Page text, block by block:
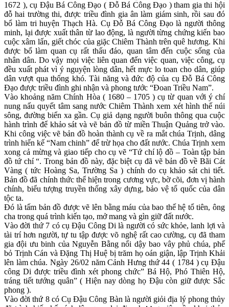
1672 ), cụ Đậu Bá Công Đạo ( Đỗ Bá Công Đạo ) tham gia thi hội
đỗ hai trường thi, được triều đình gia ân làm giám sinh, rồi sau đó
bổ làm tri huyện Thạch Hà. Cụ Đỗ Bá Công Đạo là người thông
minh, lại được xuất thân từ lao động, là người từng chứng kiến bao
cuộc xâm lấn, giết chóc của giặc Chiêm Thành trên quê hương. Khi
được bổ làm quan cụ rất thấu đáo, quan tâm đến cuộc sống của
nhân dân. Do vậy mọi việc liên quan đến việc quan, việc công, cụ
đều xuất phát vì ý nguyện lòng dân, hết mực lo toan cho dân, giúp
dân vượt qua thống khó. Tài năng và đức độ của cụ Đỗ Bá Công
Đạo được triều đình ghi nhận và phong tước “Đoan Triều Nam”.
Vào khoảng năm Chính Hòa ( 1680 – 1705 ) cụ từ quan với ý chí
nung nấu quyết tâm sang nước Chiêm Thành xem xét hình thế núi
sông, đường biển xa gần. Cụ giả dạng người buôn thông qua cuộc
hành trình để khảo sát và vẽ bản đồ từ miền Thuận Quảng trở vào.
Khi công việc vẽ bản đồ hoàn thành cụ về ra mắt chúa Trịnh, dâng
trình hiến kế “Nam chinh” để trừ họa cho đất nước. Chúa Trịnh xem
xong cả mừng và giao tiếp cho cụ vẽ “Tứ chí lộ đồ – Toàn tập bản
đồ tứ chí “. Trong bản đồ này, đặc biệt cụ đã vẽ bản đồ về Bãi Cát
Vàng ( tức Hoàng Sa, Trường Sa ) chính do cụ khảo sát chi tiết.
Bản đồ đã chính thức thể hiện trong cương vực, bờ cõi, đơn vị hành
chính, biểu tượng truyền thống xây dựng, bảo vệ tổ quốc của dân
tộc ta.
Đó là tấm bản đồ được vẽ lên bằng máu của bao thế hệ tổ tiên, ông
cha trong quá trình kiến tạo, mở mang và gìn giữ đất nước.
Vào đời thứ 7 có cụ Đậu Công Di là người có sức khỏe, lanh lợi và
tài trí hơn người, tự tu tập được võ nghệ rất cao cường, cụ đã tham
gia đội ưu binh của Nguyễn Bằng nổi dậy bao vây phủ chúa, phế
bỏ Trịnh Cán và Đặng Thị Huệ bị trăm họ oán giận, lập Trịnh Khải
lên làm chúa. Ngày 26/02 năm Cảnh Hưng thứ 44 ( 1784 ) cụ Đậu
công Di được triều đình xét phong chức” Bá Hộ, Phó Thiên Hộ,
tráng tiết tướng quân” ( Hiện nay dòng họ Đậu còn giữ được Sắc
phong ).
Vào đời thứ 8 có Cụ Đậu Công Bàn là người giỏi địa lý phong thủy